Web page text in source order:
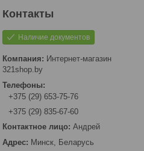
Наличие документов
Интернет-магазин
321shop.by
+375 (29) 653-75-76
+375 (29) 835-67-60
Андрей
Минск, Беларусь